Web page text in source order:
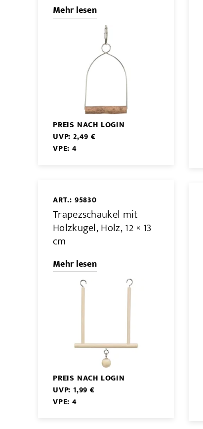
Mehr lesen
PREIS NACH LOGIN
UVP: 2,49 €
VPE: 4
ART.: 95830
Trapezschaukel mit
Holzkugel, Holz, 12 × 13
cm
Mehr lesen
PREIS NACH LOGIN
UVP: 1,99 €
VPE: 4